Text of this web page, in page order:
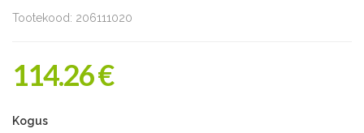
Tootekood: 206111020
114.26 €
Kogus